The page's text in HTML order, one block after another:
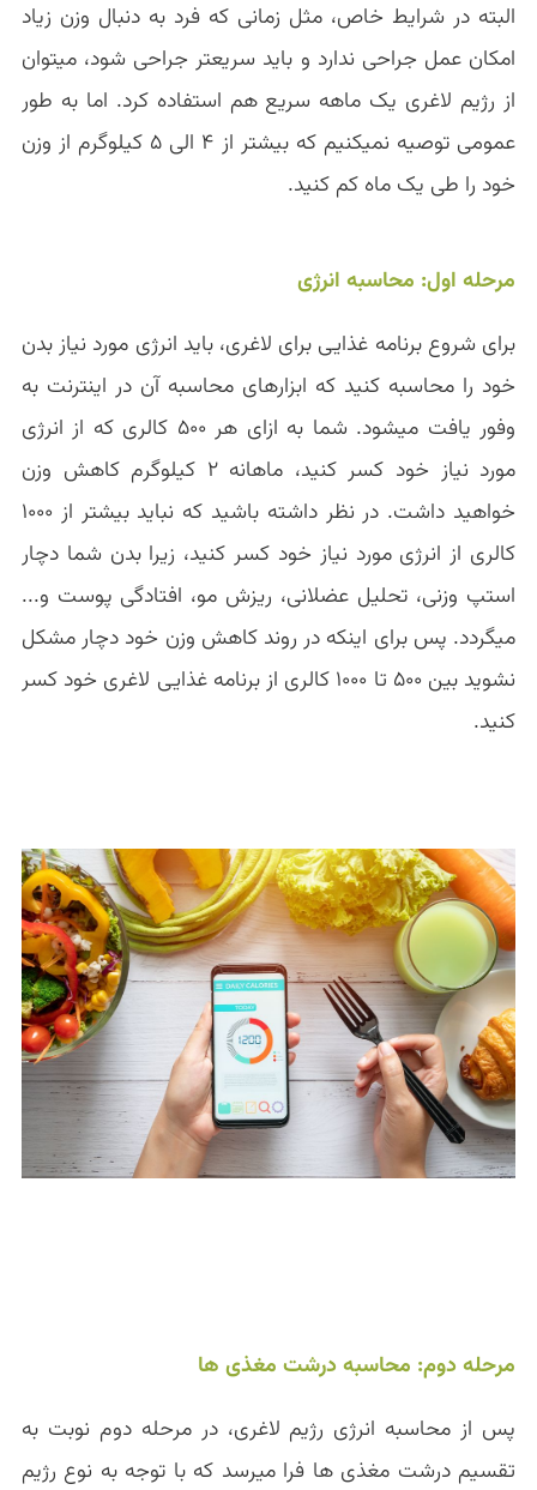
البته در شرایط خاص، مثل زمانی که فرد به دنبال وزن زیاد
امکان عمل جراحی ندارد و باید سریعتر جراحی شود، میتوان
از رژیم لاغری یک ماهه سریع هم استفاده کرد. اما به طور
عمومی توصیه نمیکنیم که بیشتر از ۴ الی ۵ کیلوگرم از وزن
خود را طی یک ماه کم کنید.
مرحله اول: محاسبه انرژی
برای شروع برنامه غذایی برای لاغری، باید انرژی مورد نیاز بدن
خود را محاسبه کنید که ابزارهای محاسبه آن در اینترنت به
وفور یافت میشود. شما به ازای هر ۵۰۰ کالری که از انرژی
مورد نیاز خود کسر کنید، ماهانه ۲ کیلوگرم کاهش وزن
خواهید داشت. در نظر داشته باشید که نباید بیشتر از ۱۰۰۰
کالری از انرژی مورد نیاز خود کسر کنید، زیرا بدن شما دچار
استپ وزنی، تحلیل عضلانی، ریزش مو، افتادگی پوست و...
میگردد. پس برای اینکه در روند کاهش وزن خود دچار مشکل
نشوید بین ۵۰۰ تا ۱۰۰۰ کالری از برنامه غذایی لاغری خود کسر
کنید.
مرحله دوم: محاسبه درشت مغذی ها
پس از محاسبه انرژی رژیم لاغری، در مرحله دوم نوبت به
تقسیم درشت مغذی ها فرا میرسد که با توجه به نوع رژیم